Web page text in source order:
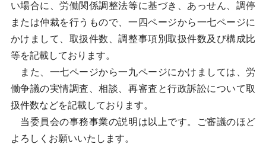
い場合に、労働関係調整法等に基づき、あっせん、調停
または仲裁を行うもので、一四ページから一七ページに
かけまして、取扱件数、調整事項別取扱件数及び構成比
等を記載しております。
また、一七ページから一九ページにかけましては、労
働争議の実情調査、相談、再審査と行政訴訟について取
扱件数などを記載しております。
当委員会の事務事業の説明は以上です。ご審議のほど
よろしくお願いいたします。